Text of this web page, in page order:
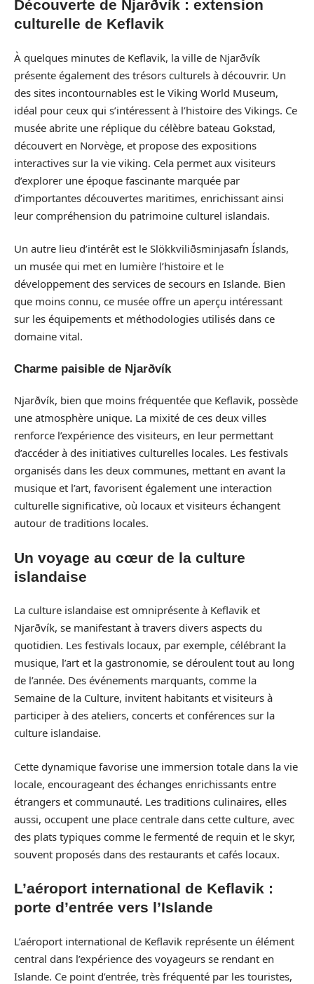
Découverte de Njarðvík : extension
culturelle de Keflavik
À quelques minutes de Keflavik, la ville de Njarðvík
présente également des trésors culturels à découvrir. Un
des sites incontournables est le Viking World Museum,
idéal pour ceux qui s’intéressent à l’histoire des Vikings. Ce
musée abrite une réplique du célèbre bateau Gokstad,
découvert en Norvège, et propose des expositions
interactives sur la vie viking. Cela permet aux visiteurs
d’explorer une époque fascinante marquée par
d’importantes découvertes maritimes, enrichissant ainsi
leur compréhension du patrimoine culturel islandais.
Un autre lieu d’intérêt est le Slökkviliðsminjasafn Íslands,
un musée qui met en lumière l’histoire et le
développement des services de secours en Islande. Bien
que moins connu, ce musée offre un aperçu intéressant
sur les équipements et méthodologies utilisés dans ce
domaine vital.
Charme paisible de Njarðvík
Njarðvík, bien que moins fréquentée que Keflavik, possède
une atmosphère unique. La mixité de ces deux villes
renforce l’expérience des visiteurs, en leur permettant
d’accéder à des initiatives culturelles locales. Les festivals
organisés dans les deux communes, mettant en avant la
musique et l’art, favorisent également une interaction
culturelle significative, où locaux et visiteurs échangent
autour de traditions locales.
Un voyage au cœur de la culture
islandaise
La culture islandaise est omniprésente à Keflavik et
Njarðvík, se manifestant à travers divers aspects du
quotidien. Les festivals locaux, par exemple, célébrant la
musique, l’art et la gastronomie, se déroulent tout au long
de l’année. Des événements marquants, comme la
Semaine de la Culture, invitent habitants et visiteurs à
participer à des ateliers, concerts et conférences sur la
culture islandaise.
Cette dynamique favorise une immersion totale dans la vie
locale, encourageant des échanges enrichissants entre
étrangers et communauté. Les traditions culinaires, elles
aussi, occupent une place centrale dans cette culture, avec
des plats typiques comme le fermenté de requin et le skyr,
souvent proposés dans des restaurants et cafés locaux.
L’aéroport international de Keflavik :
porte d’entrée vers l’Islande
L’aéroport international de Keflavik représente un élément
central dans l’expérience des voyageurs se rendant en
Islande. Ce point d’entrée, très fréquenté par les touristes,